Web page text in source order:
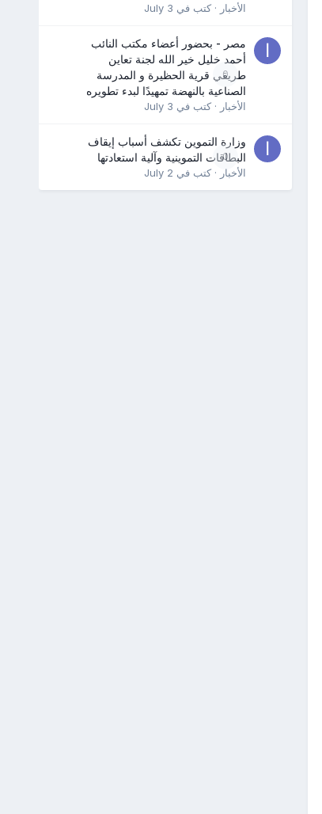
الأخبار · كتب في July 3
0
مصر - بحضور أعضاء مكتب النائب
أحمد خليل خير الله لجنة تعاين
طريقي قرية الحظيرة و المدرسة
الصناعية بالنهضة تمهيدًا لبدء تطويره
الأخبار · كتب في July 3
0
وزارة التموين تكشف أسباب إيقاف
البطاقات التموينية وآلية استعادتها
الأخبار · كتب في July 2